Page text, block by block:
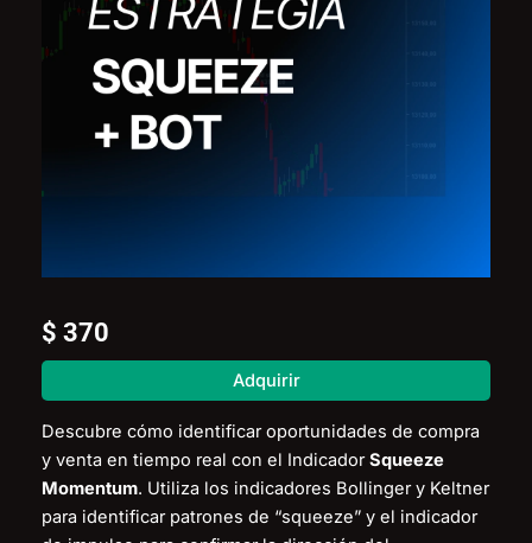
$ 370
Estrategia
Squeeze
cantidad
Adquirir
Descubre cómo identificar oportunidades de compra
y venta en tiempo real con el IndicadorSqueeze
Momentum. Utiliza los indicadores Bollinger y Keltner
para identificar patrones de “squeeze” y el indicador